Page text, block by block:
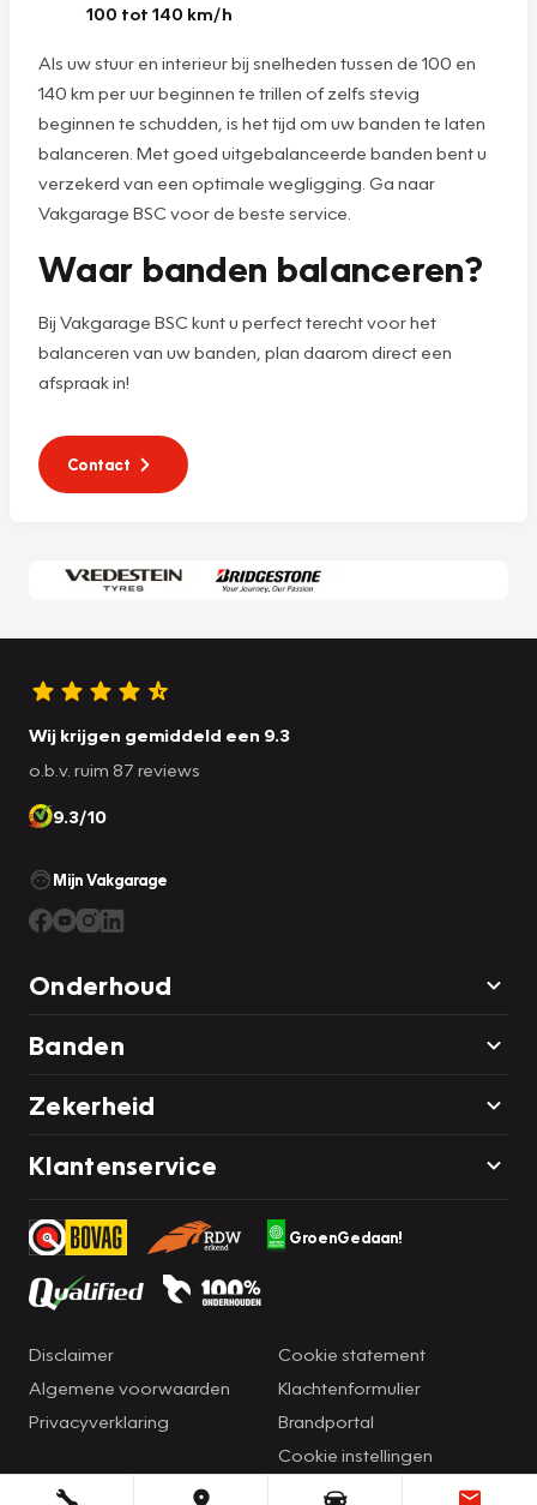
100 tot 140 km/h
Als uw stuur en interieur bij snelheden tussen de 100 en
140 km per uur beginnen te trillen of zelfs stevig
beginnen te schudden, is het tijd om uw banden te laten
balanceren. Met goed uitgebalanceerde banden bent u
verzekerd van een optimale wegligging. Ga naar
Vakgarage BSC voor de beste service.
Waar banden balanceren?
Bij Vakgarage BSC kunt u perfect terecht voor het
balanceren van uw banden, plan daarom direct een
afspraak in!
Contact
Wij krijgen gemiddeld een 9.3
o.b.v. ruim 87 reviews
9.3/10
Mijn Vakgarage
Onderhoud
Banden
Zekerheid
Klantenservice
GroenGedaan!
Disclaimer
Algemene voorwaarden
Privacyverklaring
Cookie statement
Klachtenformulier
Brandportal
Cookie instellingen